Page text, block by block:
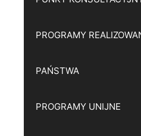
PROGRAMY
PAŃSTWA
PROGRAMY UNIJNE